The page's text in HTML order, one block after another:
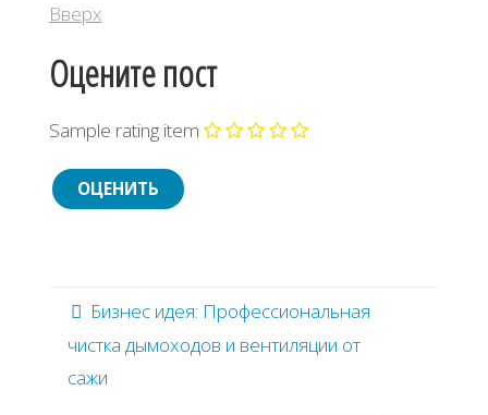
Вверх
Оцените пост
Sample rating item
Бизнес идея: Профессиональная
чистка дымоходов и вентиляции от
сажи